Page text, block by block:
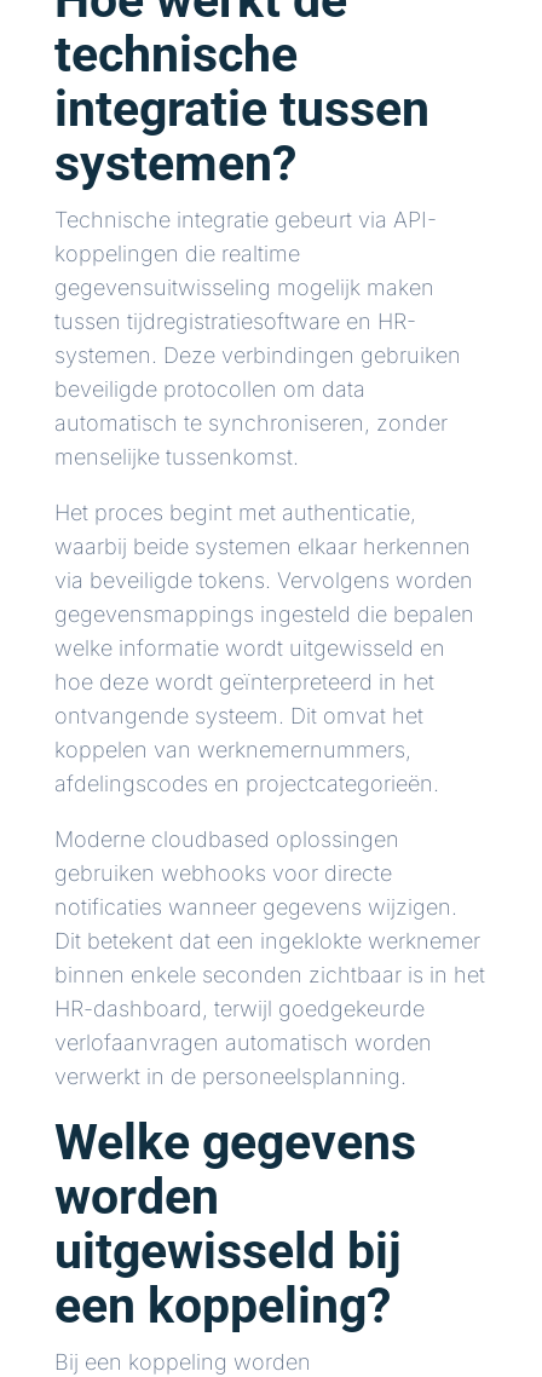
technische
integratie tussen
systemen?
Technische integratie gebeurt via API-
koppelingen die realtime
gegevensuitwisseling mogelijk maken
tussen tijdregistratiesoftware en HR-
systemen. Deze verbindingen gebruiken
beveiligde protocollen om data
automatisch te synchroniseren, zonder
menselijke tussenkomst.
Het proces begint met authenticatie,
waarbij beide systemen elkaar herkennen
via beveiligde tokens. Vervolgens worden
gegevensmappings ingesteld die bepalen
welke informatie wordt uitgewisseld en
hoe deze wordt geïnterpreteerd in het
ontvangende systeem. Dit omvat het
koppelen van werknemernummers,
afdelingscodes en projectcategorieën.
Moderne cloudbased oplossingen
gebruiken webhooks voor directe
notificaties wanneer gegevens wijzigen.
Dit betekent dat een ingeklokte werknemer
binnen enkele seconden zichtbaar is in het
HR-dashboard, terwijl goedgekeurde
verlofaanvragen automatisch worden
verwerkt in de personeelsplanning.
Welke gegevens
worden
uitgewisseld bij
een koppeling?
Bij een koppeling worden